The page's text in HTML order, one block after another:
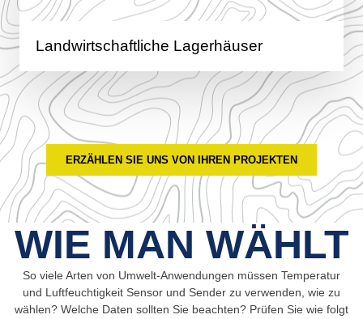
Landwirtschaftliche Lagerhäuser
ERZÄHLEN SIE UNS VON IHREN PROJEKTEN
WIE MAN WÄHLT
So viele Arten von Umwelt-Anwendungen müssen Temperatur
und Luftfeuchtigkeit Sensor und Sender zu verwenden, wie zu
wählen? Welche Daten sollten Sie beachten? Prüfen Sie wie folgt